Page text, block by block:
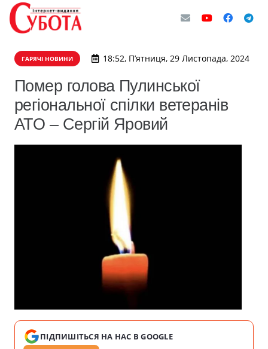
ГАРЯЧІ НОВИНИ 18:52, П’ятниця, 29 Листопада, 2024
Помер голова Пулинської
регіональної спілки ветеранів
АТО – Сергій Яровий
ПІДПИШІТЬСЯ НА НАС В GOOGLE